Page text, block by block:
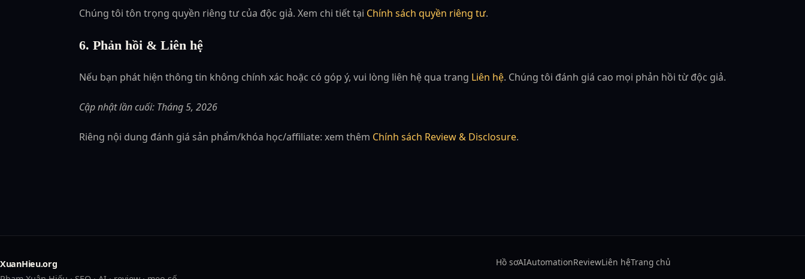
Chúng tôi tôn trọng quyền riêng tư của độc giả. Xem chi tiết tại Chính sách quyền riêng tư.
6. Phản hồi & Liên hệ
Nếu bạn phát hiện thông tin không chính xác hoặc có góp ý, vui lòng liên hệ qua trang Liên hệ. Chúng tôi đánh giá cao mọi phản hồi từ độc giả.
Cập nhật lần cuối: Tháng 5, 2026
Riêng nội dung đánh giá sản phẩm/khóa học/affiliate: xem thêm Chính sách Review & Disclosure.
XuanHieu.org
Hồ sơAIAutomationReviewLiên hệTrang chủ